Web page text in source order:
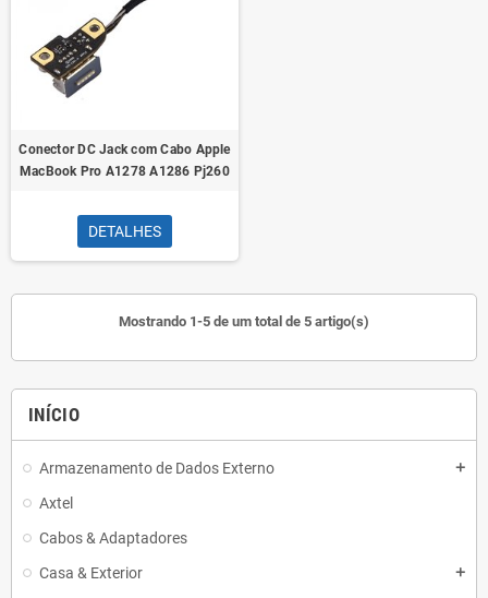
INÍCIO
Armazenamento de Dados Externo add
Axtel
Cabos & Adaptadores
Casa & Exterior
add
Conector DC Jack com Cabo Apple
MacBook Pro A1278 A1286 Pj260
DETALHES
Mostrando 1-5 de um total de 5 artigo(s)